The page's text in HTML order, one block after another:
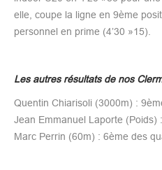
elle, coupe la ligne en 9ème
personnel en prime (4’30 »15).
Les autres résultats de nos
Quentin Chiarisoli (3000m) :
Jean Emmanuel Laporte (Poids)
Marc Perrin (60m) : 6ème des